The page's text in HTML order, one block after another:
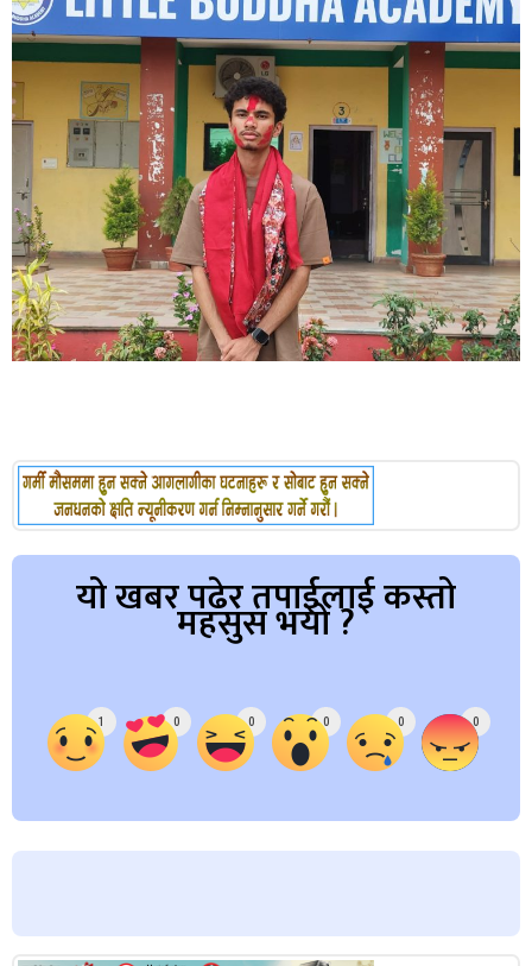
यो खबर पढेर तपाईलाई कस्तो
महसुस भयो ?
1 0 0 0 0 0